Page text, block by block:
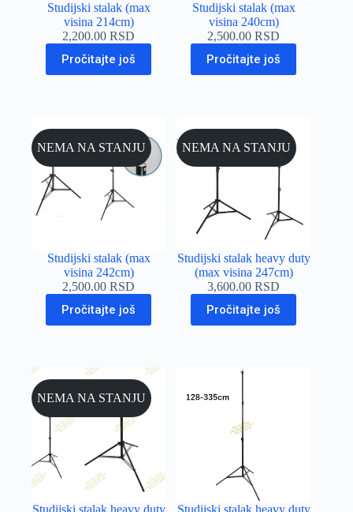
Studijski stalak (max
visina 214cm)
2,200.00RSD
Pročitajte još
Studijski stalak (max
visina 240cm)
2,500.00RSD
Pročitajte još
NEMA NA STANJU
Studijski stalak (max
visina 242cm)
2,500.00RSD
Pročitajte još
NEMA NA STANJU
Studijski stalak heavy duty
(max visina 247cm)
3,600.00RSD
Pročitajte još
NEMA NA STANJU
Studijski stalak heavy duty Studijski stalak heavy duty